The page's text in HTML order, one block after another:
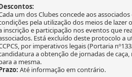
um dos Clubes concede aos
pela utilização dos meios de
inscrição e participação nos eventos que
Está excluído deste protocolo a
por imperativos legais (Portaria
a obtenção de jornadas de
a mesma.
Até informação em contrário.